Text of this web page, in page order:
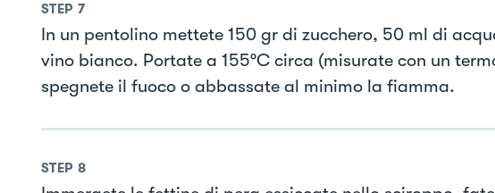
STEP 7
In un pentolino mettete 150 gr di zucchero, 50 ml di
vino bianco. Portate a 155°C circa (misurate con un
spegnete il fuoco o abbassate al minimo la fiamma.
STEP 8